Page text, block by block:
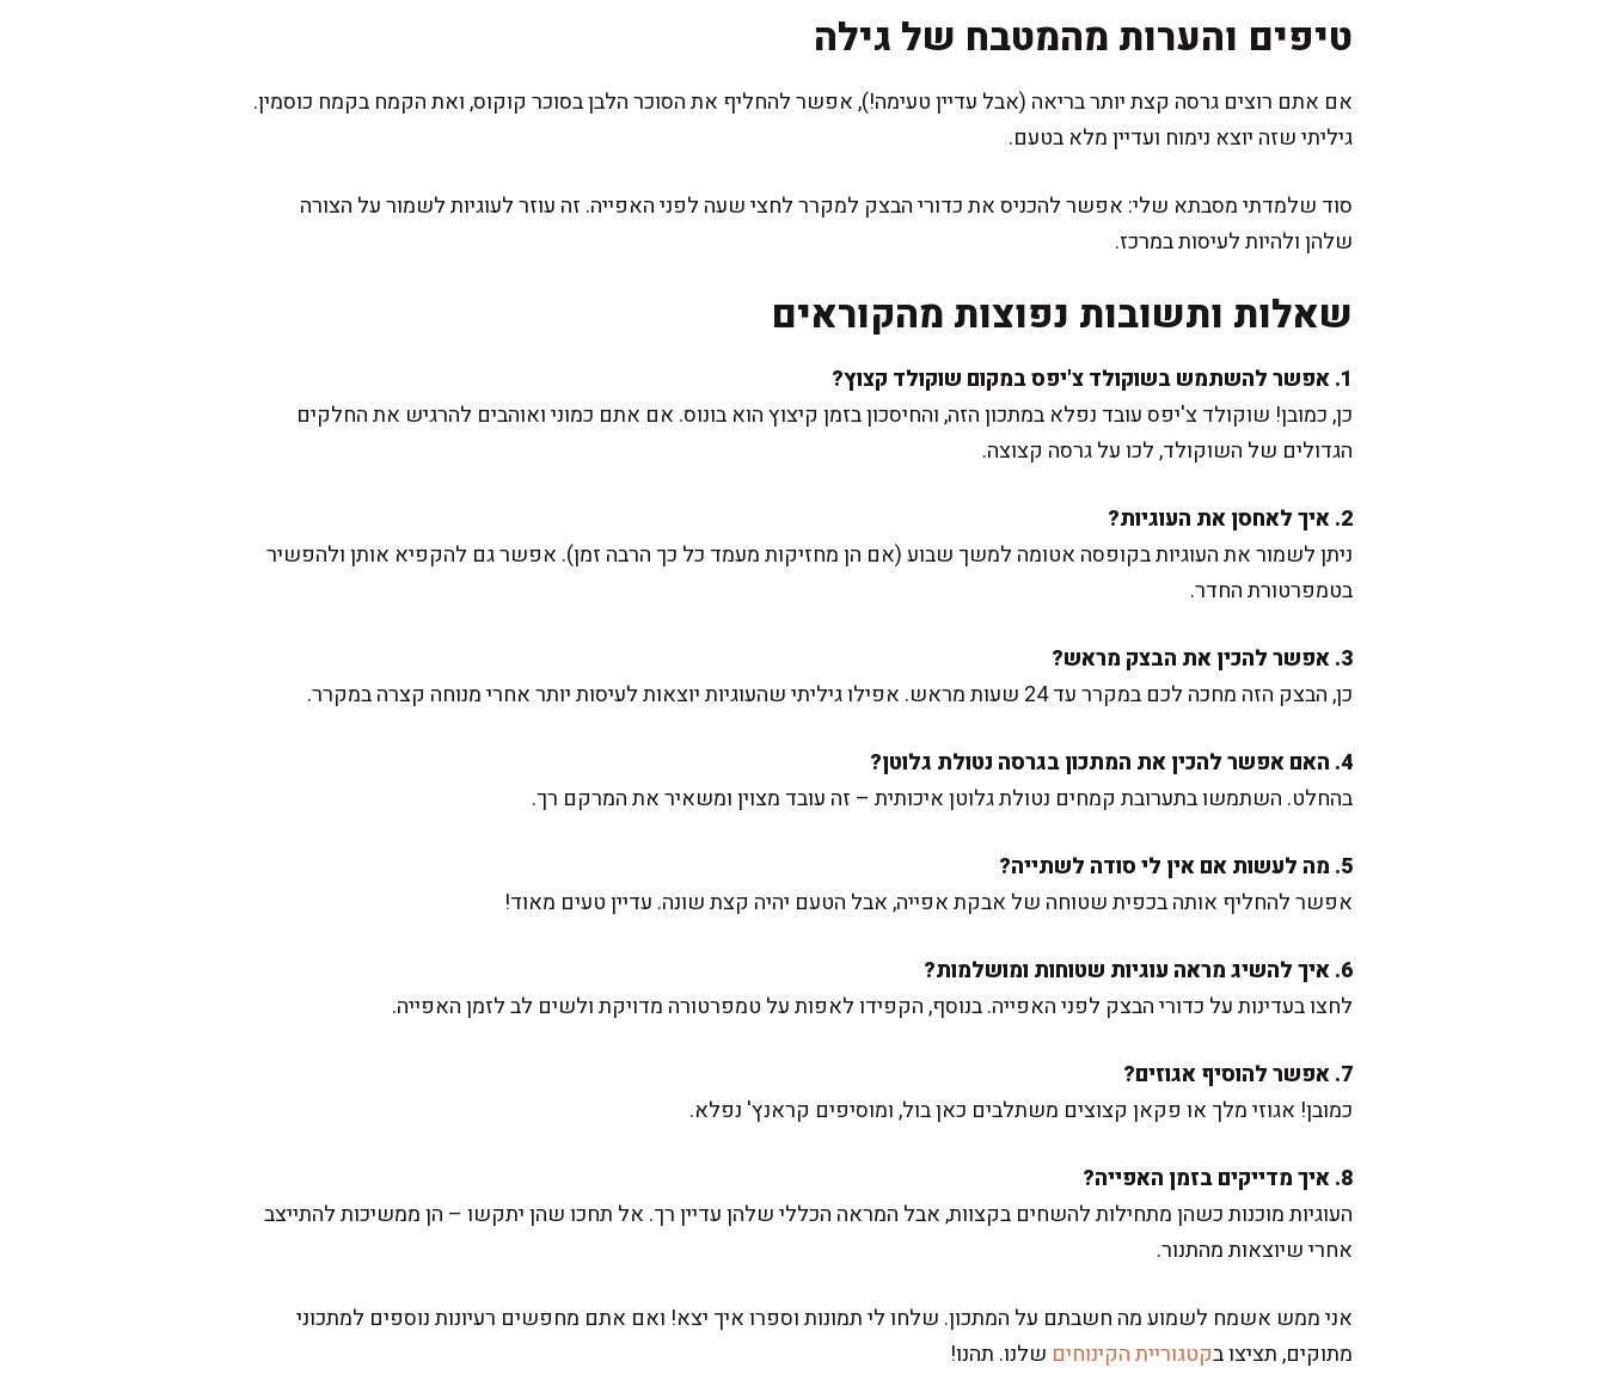
טיפים והערות מהמטבח של גילה
אם אתם רוצים גרסה קצת יותר בריאה (אבל עדיין טעימה!), אפשר להחליף את הסוכר הלבן בסוכר קוקוס, ואת הקמח בקמח כוסמין.
גיליתי שזה יוצא נימוח ועדיין מלא בטעם.
סוד שלמדתי מסבתא שלי: אפשר להכניס את כדורי הבצק למקרר לחצי שעה לפני האפייה. זה עוזר לעוגיות לשמור על הצורה
שלהן ולהיות לעיסות במרכז.
שאלות ותשובות נפוצות מהקוראים
1. אפשר להשתמש בשוקולד צ'יפס במקום שוקולד קצוץ?
כן, כמובן! שוקולד צ'יפס עובד נפלא במתכון הזה, והחיסכון בזמן קיצוץ הוא בונוס. אם אתם כמוני ואוהבים להרגיש את החלקים
הגדולים של השוקולד, לכו על גרסה קצוצה.
2. איך לאחסן את העוגיות?
ניתן לשמור את העוגיות בקופסה אטומה למשך שבוע (אם הן מחזיקות מעמד כל כך הרבה זמן). אפשר גם להקפיא אותן ולהפשיר
בטמפרטורת החדר.
3. אפשר להכין את הבצק מראש?
כן, הבצק הזה מחכה לכם במקרר עד 24 שעות מראש. אפילו גיליתי שהעוגיות יוצאות לעיסות יותר אחרי מנוחה קצרה במקרר.
4. האם אפשר להכין את המתכון בגרסה נטולת גלוטן?
בהחלט. השתמשו בתערובת קמחים נטולת גלוטן איכותית – זה עובד מצוין ומשאיר את המרקם רך.
5. מה לעשות אם אין לי סודה לשתייה?
אפשר להחליף אותה בכפית שטוחה של אבקת אפייה, אבל הטעם יהיה קצת שונה. עדיין טעים מאוד!
6. איך להשיג מראה עוגיות שטוחות ומושלמות?
לחצו בעדינות על כדורי הבצק לפני האפייה. בנוסף, הקפידו לאפות על טמפרטורה מדויקת ולשים לב לזמן האפייה.
7. אפשר להוסיף אגוזים?
כמובן! אגוזי מלך או פקאן קצוצים משתלבים כאן בול, ומוסיפים קראנץ' נפלא.
8. איך מדייקים בזמן האפייה?
העוגיות מוכנות כשהן מתחילות להשחים בקצוות, אבל המראה הכללי שלהן עדיין רך. אל תחכו שהן יתקשו – הן ממשיכות להתייצב
אחרי שיוצאות מהתנור.
אני ממש אשמח לשמוע מה חשבתם על המתכון. שלחו לי תמונות וספרו איך יצא! ואם אתם מחפשים רעיונות נוספים למתכוני
מתוקים, תציצו בקטגוריית הקינוחים שלנו. תהנו!